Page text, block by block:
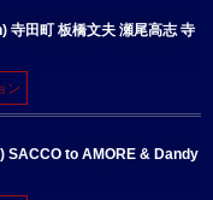
寺田町 板橋文夫 瀬尾高志 寺
ン
SACCO to AMORE & Dandy